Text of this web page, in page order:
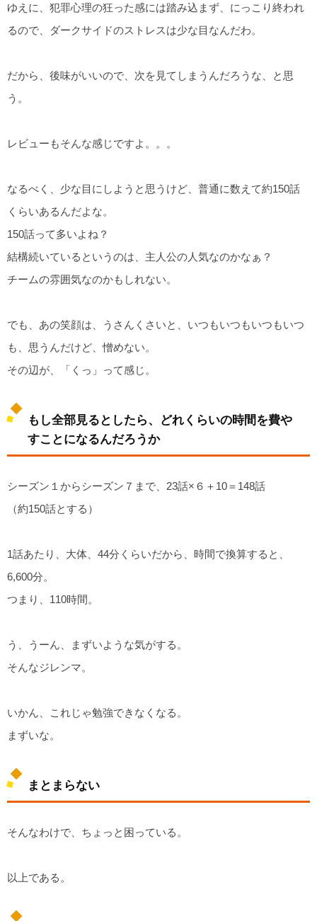
ゆえに、犯罪心理の狂った感には踏み込まず、にっこり終われ
るので、ダークサイドのストレスは少な目なんだわ。
だから、後味がいいので、次を見てしまうんだろうな、と思
う。
レビューもそんな感じですよ。。。
なるべく、少な目にしようと思うけど、普通に数えて約150話
くらいあるんだよな。
150話って多いよね？
結構続いているというのは、主人公の人気なのかなぁ？
チームの雰囲気なのかもしれない。
でも、あの笑顔は、うさんくさいと、いつもいつもいつもいつ
も、思うんだけど、憎めない。
その辺が、「くっ」って感じ。
もし全部見るとしたら、どれくらいの時間を費や
すことになるんだろうか
シーズン１からシーズン７まで、23話×６＋10＝148話
（約150話とする）
1話あたり、大体、44分くらいだから、時間で換算すると、
6,600分。
つまり、110時間。
う、うーん、まずいような気がする。
そんなジレンマ。
いかん、これじゃ勉強できなくなる。
まずいな。
まとまらない
そんなわけで、ちょっと困っている。
以上である。